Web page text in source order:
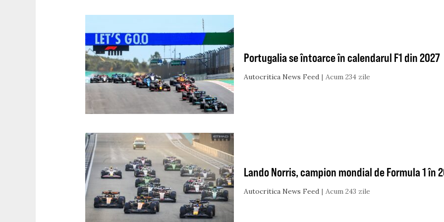
Portugalia se întoarce în calendarul F1 din 2027
Autocritica News Feed Acum 234 zile
Lando Norris, campion mondial de Formula 1 în
Autocritica News Feed Acum 243 zile